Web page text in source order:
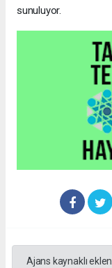
sunuluyor.
Ajans kaynaklı